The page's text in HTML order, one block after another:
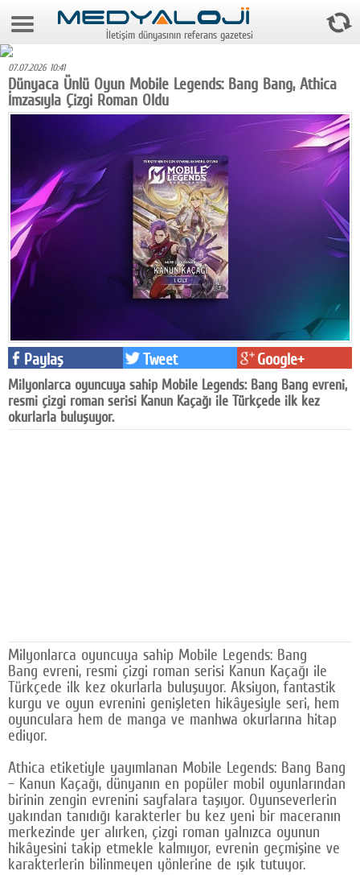
6 Ağustos 2026 18:54:25
Foto Galeri
Video Galeri
Medya
Reyting-tiraj
Pr
Diziler
SOSYAL MEDYA
Facebook
Twitter
© 2026 TÜM HAKLARI SAKLIDIR
İletişim dünyasının referans gazetesi
07.07.2026 10:41
Dünyaca Ünlü Oyun Mobile Legends: Bang Bang, Athica
İmzasıyla Çizgi Roman Oldu
Paylaş Tweet Google+
Milyonlarca oyuncuya sahip Mobile Legends: Bang Bang evreni,
resmi çizgi roman serisi Kanun Kaçağı ile Türkçede ilk kez
okurlarla buluşuyor.
Milyonlarca oyuncuya sahip Mobile Legends: Bang
Bang evreni, resmi çizgi roman serisi Kanun Kaçağı ile
Türkçede ilk kez okurlarla buluşuyor. Aksiyon, fantastik
kurgu ve oyun evrenini genişleten hikâyesiyle seri, hem
oyunculara hem de manga ve manhwa okurlarına hitap
ediyor.
Athica etiketiyle yayımlanan Mobile Legends: Bang Bang
– Kanun Kaçağı, dünyanın en popüler mobil oyunlarından
birinin zengin evrenini sayfalara taşıyor. Oyunseverlerin
yakından tanıdığı karakterler bu kez yeni bir maceranın
merkezinde yer alırken, çizgi roman yalnızca oyunun
hikâyesini takip etmekle kalmıyor, evrenin geçmişine ve
karakterlerin bilinmeyen yönlerine de ışık tutuyor.